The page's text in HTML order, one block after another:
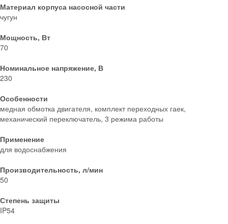
Материал корпуса насосной части
чугун
Мощность, Вт
70
Номинальное напряжение, В
230
Особенности
медная обмотка двигателя, комплект переходных гаек,
механический переключатель, 3 режима работы
Применение
для водоснабжения
Производительность, л/мин
50
Степень защиты
IP54